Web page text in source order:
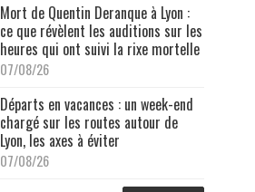
Mort de Quentin Deranque à Lyon :
ce que révèlent les auditions sur les
heures qui ont suivi la rixe mortelle
07/08/26
Départs en vacances : un week-end
chargé sur les routes autour de
Lyon, les axes à éviter
07/08/26